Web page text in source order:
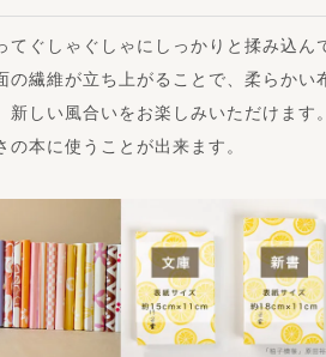
てぐしゃぐしゃにしっかりと揉み込ん
の繊維が立ち上がることで、柔らかい
新しい風合いをお楽しみいただけます
本に使うことが出来ます。